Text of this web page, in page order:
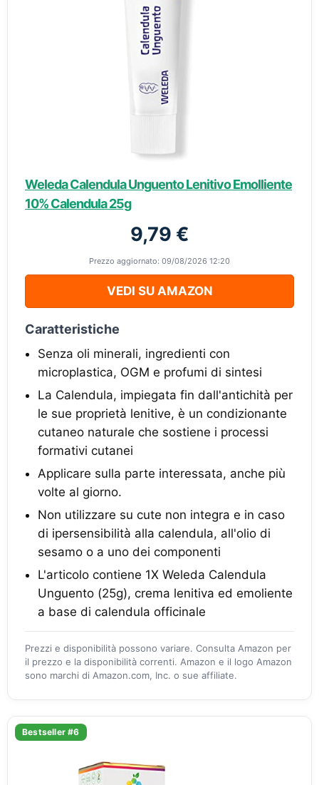
Weleda Calendula Unguento Lenitivo Emolliente
10% Calendula 25g
9,79 €
Prezzo aggiornato: 09/08/2026 12:20
VEDI SU AMAZON
Caratteristiche
Senza oli minerali, ingredienti con
microplastica, OGM e profumi di sintesi
La Calendula, impiegata fin dall'antichità per
le sue proprietà lenitive, è un condizionante
cutaneo naturale che sostiene i processi
formativi cutanei
Applicare sulla parte interessata, anche più
volte al giorno.
Non utilizzare su cute non integra e in caso
di ipersensibilità alla calendula, all'olio di
sesamo o a uno dei componenti
L'articolo contiene 1X Weleda Calendula
Unguento (25g), crema lenitiva ed emoliente
a base di calendula officinale
Prezzi e disponibilità possono variare. Consulta Amazon per
il prezzo e la disponibilità correnti. Amazon e il logo Amazon
sono marchi di Amazon.com, Inc. o sue affiliate.
Bestseller #6